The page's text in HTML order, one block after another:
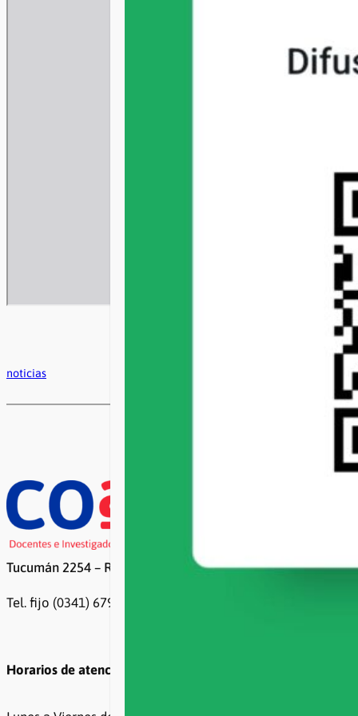
noticias
Tucumán 2254 – Rosario
Tel. fijo (0341) 6799500 / 6799499
Horarios de atención